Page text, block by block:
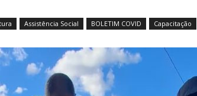
Assistência Social BOLETIM COVID Capacitação